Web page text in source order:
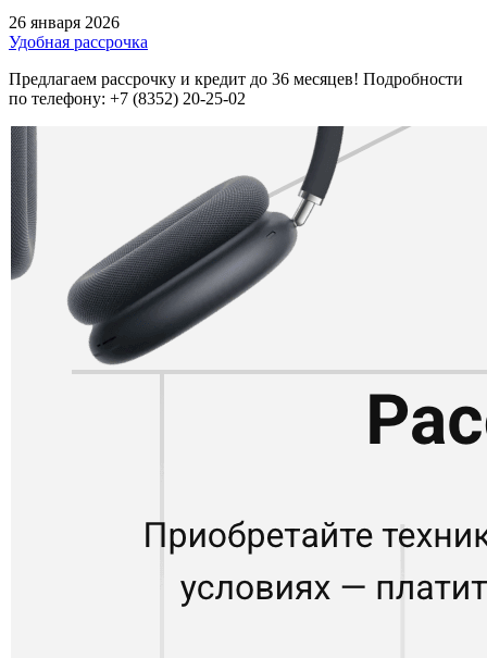
26 января 2026
Удобная рассрочка
Предлагаем рассрочку и кредит до 36 месяцев! Подробности
по телефону: +7 (8352) 20-25-02